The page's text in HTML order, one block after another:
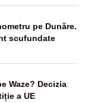
pe Dunăre.
scufundate
Waze? Decizia
a UE